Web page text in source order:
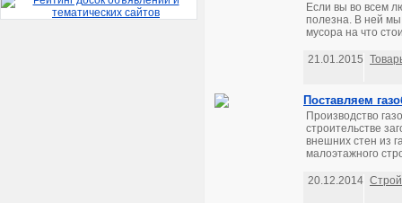
Если вы во всем
полезна. В ней мы
мусора на что
21.01.2015
Поставляем
Производство
строительстве
внешних стен из
малоэтажного
20.12.2014